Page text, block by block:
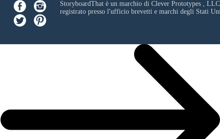
StoryboardThat è un marchio di Clever Prototypes , LLC
registrato presso l'ufficio brevetti e marchi degli Stati